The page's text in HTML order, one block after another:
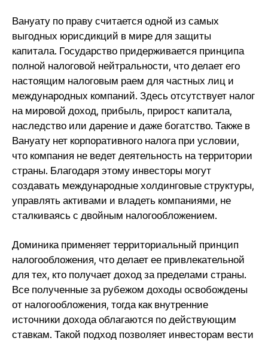
Вануату по праву считается одной из самых
выгодных юрисдикций в мире для защиты
капитала. Государство придерживается принципа
полной налоговой нейтральности, что делает его
настоящим налоговым раем для частных лиц и
международных компаний. Здесь отсутствует налог
на мировой доход, прибыль, прирост капитала,
наследство или дарение и даже богатство. Также в
Вануату нет корпоративного налога при условии,
что компания не ведет деятельность на территории
страны. Благодаря этому инвесторы могут
создавать международные холдинговые структуры,
управлять активами и владеть компаниями, не
сталкиваясь с двойным налогообложением.
Доминика применяет территориальный принцип
налогообложения, что делает ее привлекательной
для тех, кто получает доход за пределами страны.
Все полученные за рубежом доходы освобождены
от налогообложения, тогда как внутренние
источники дохода облагаются по действующим
ставкам. Такой подход позволяет инвесторам вести